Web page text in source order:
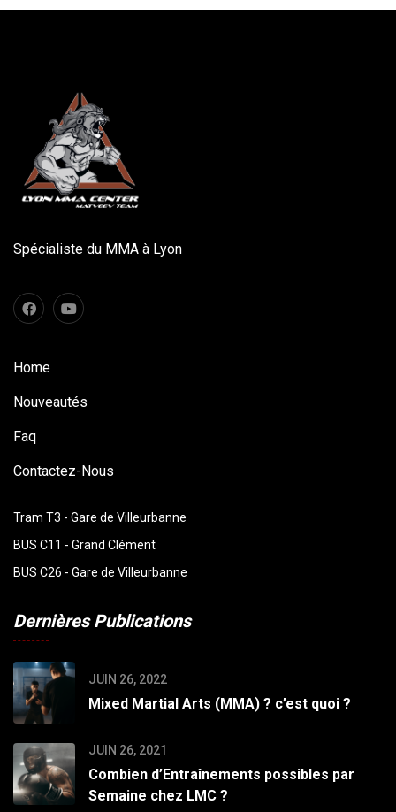
Spécialiste du MMA à Lyon
Home
Nouveautés
Faq
Contactez-Nous
Tram T3 - Gare de Villeurbanne
BUS C11 - Grand Clément
BUS C26 - Gare de Villeurbanne
Dernières Publications
JUIN 26, 2022
Mixed Martial Arts (MMA) ? c’est quoi ?
JUIN 26, 2021
Combien d’Entraînements possibles par
Semaine chez LMC ?